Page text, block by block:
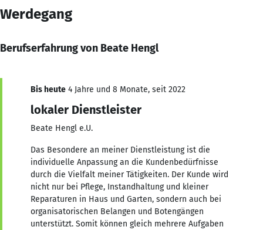
Werdegang
Berufserfahrung von Beate Hengl
Bis heute 4 Jahre und 8 Monate, seit 2022
lokaler Dienstleister
Beate Hengl e.U.
Das Besondere an meiner Dienstleistung ist die
individuelle Anpassung an die Kundenbedürfnisse
durch die Vielfalt meiner Tätigkeiten. Der Kunde wird
nicht nur bei Pflege, Instandhaltung und kleiner
Reparaturen in Haus und Garten, sondern auch bei
organisatorischen Belangen und Botengängen
unterstützt. Somit können gleich mehrere Aufgaben